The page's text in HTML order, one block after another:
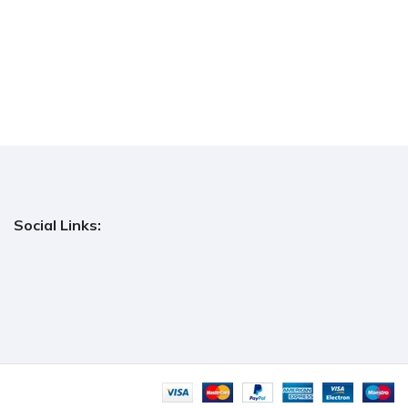
Social Links: